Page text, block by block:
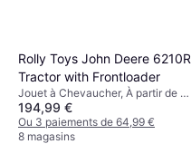
Rolly Toys John Deere 6210R
Tractor with Frontloader
Jouet à Chevaucher, À partir de 3
ans
194,99 €
Ou 3 paiements de 64,99 €
8 magasins